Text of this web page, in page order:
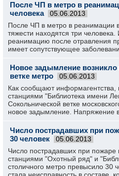
После ЧП в метро в
человека
05.06.2013
После ЧП в метро в реанимации
тяжести находятся три
реанимацию после отравления
имеет сопутствующее
Новое задымление
ветке метро
05.06.2013
Как сообщают информагентства,
станциями "Библиотека имени
Сокольнической ветке
новое задымление. Напряжение
Число пострадавших при
30 человек
05.06.2013
Число пострадавших при пожаре
станциями "Охотный ряд" и
столичного метро превысило 30